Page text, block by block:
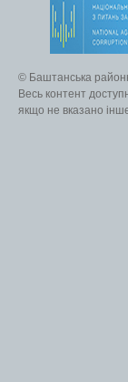
© Баштанська
Весь контент
якщо не вказано